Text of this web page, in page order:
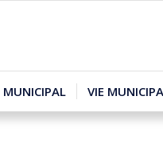
VIE